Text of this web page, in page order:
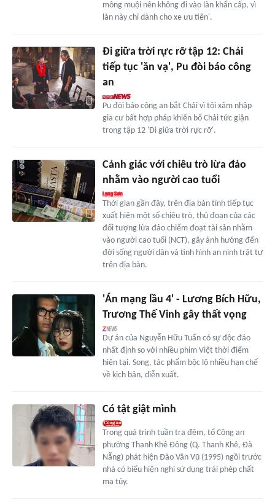
mông muội nên không đi vào làn khẩn cấp, vì
làn này chỉ dành cho xe ưu tiên'.
Đi giữa trời rực rỡ tập 12: Chải
tiếp tục 'ăn vạ', Pu đòi báo công
an
Pu đòi báo công an bắt Chải vì tội xâm nhập
gia cư bất hợp pháp khiến bố Chải tức giận
trong tập 12 'Đi giữa trời rực rỡ'.
Cảnh giác với chiêu trò lừa đảo
nhằm vào người cao tuổi
Thời gian gần đây, trên địa bàn tỉnh tiếp tục
xuất hiện một số chiêu trò, thủ đoạn của các
đối tượng lừa đảo chiếm đoạt tài sản nhằm
vào người cao tuổi (NCT), gây ảnh hướng đến
đời sống người dân và tình hình an ninh trật tự
trên địa bàn.
'Án mạng lầu 4' - Lương Bích Hữu,
Trương Thế Vinh gây thất vọng
Dự án của Nguyễn Hữu Tuấn có sự độc đáo
nhất định so với nhiều phim Việt thời điểm
hiện tại. Song, tác phẩm bộc lộ nhiều hạn chế
về kịch bản, diễn xuất.
Có tật giật mình
Trong quá trình tuần tra đêm, tổ Công an
phường Thanh Khê Đông (Q. Thanh Khê, Đà
Nẵng) phát hiện Đào Văn Vũ (1995) ngồi trước
nhà có biểu hiện nghi sử dụng trái phép chất
ma túy.